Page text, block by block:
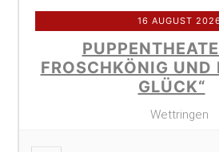
16 AUGUST
FROSCHKÖNIG UND
GLÜCK“
Wettringen